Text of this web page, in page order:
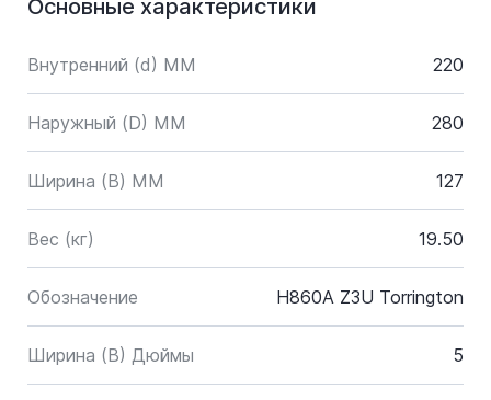
Основные характеристики
Внутренний (d) ММ 220
Наружный (D) ММ 280
Ширина (B) MM 127
Вес (кг) 19.50
Обозначение H860A Z3U Torrington
Ширина (B) Дюймы 5